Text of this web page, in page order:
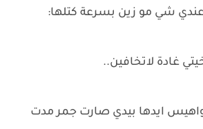
عندي شي مو زين بسرعة كتلها:
غادة لاتخافين..
واهيس ايدها بيدي صارت جمر مدت